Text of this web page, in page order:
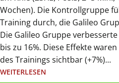
Wochen). Die Kontrollgruppe
Training durch, die Galileo
Die Galileo Gruppe
bis zu 16%. Diese Effekte
des Trainings sichtbar (+7%)...
WEITERLESEN